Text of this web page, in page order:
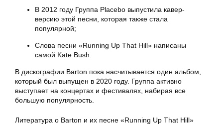
В 2012 году Группа Placebo выпустила кавер-
версию этой песни, которая также стала
популярной;
Слова песни «Running Up That Hill» написаны
самой Kate Bush.
В дискографии Barton пока насчитывается один альбом,
который был выпущен в 2020 году. Группа активно
выступает на концертах и фестивалях, набирая все
большую популярность.
Литература о Barton и их песне «Running Up That Hill»